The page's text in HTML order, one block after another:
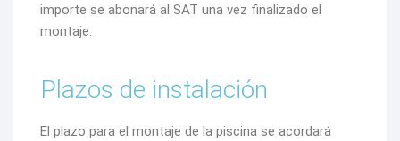
importe se abonará al SAT una vez finalizado el
montaje.
Plazos de instalación
El plazo para el montaje de la piscina se acordará